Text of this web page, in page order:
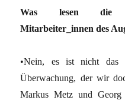
Was lesen die
Mitarbeiter_innen des
•Nein, es ist nicht das
Überwachung, der wir
Markus Metz und Georg